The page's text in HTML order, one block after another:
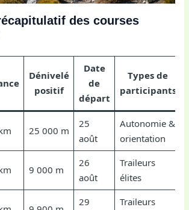
des courses
Dénivelé
positif
Date
de
départ
Types de
participants
25 000 m
25
août
Autonomie &
orientation
9 000 m
26
août
Traileurs
élites
29
Traileurs